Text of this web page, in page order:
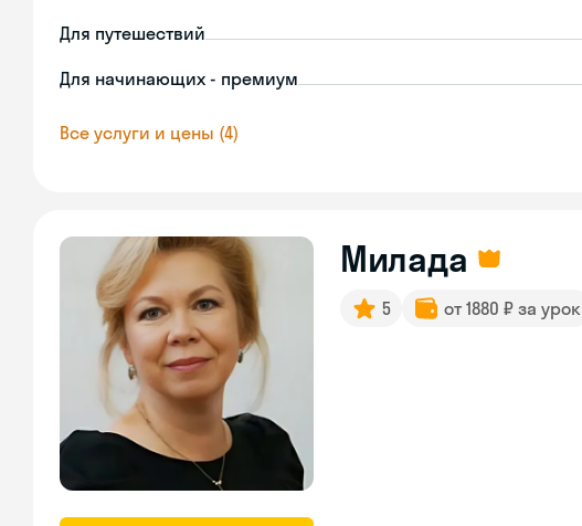
Для путешествий
Для начинающих - премиум
Все услуги и цены (4)
Милада
5 от 1880 ₽ за урок